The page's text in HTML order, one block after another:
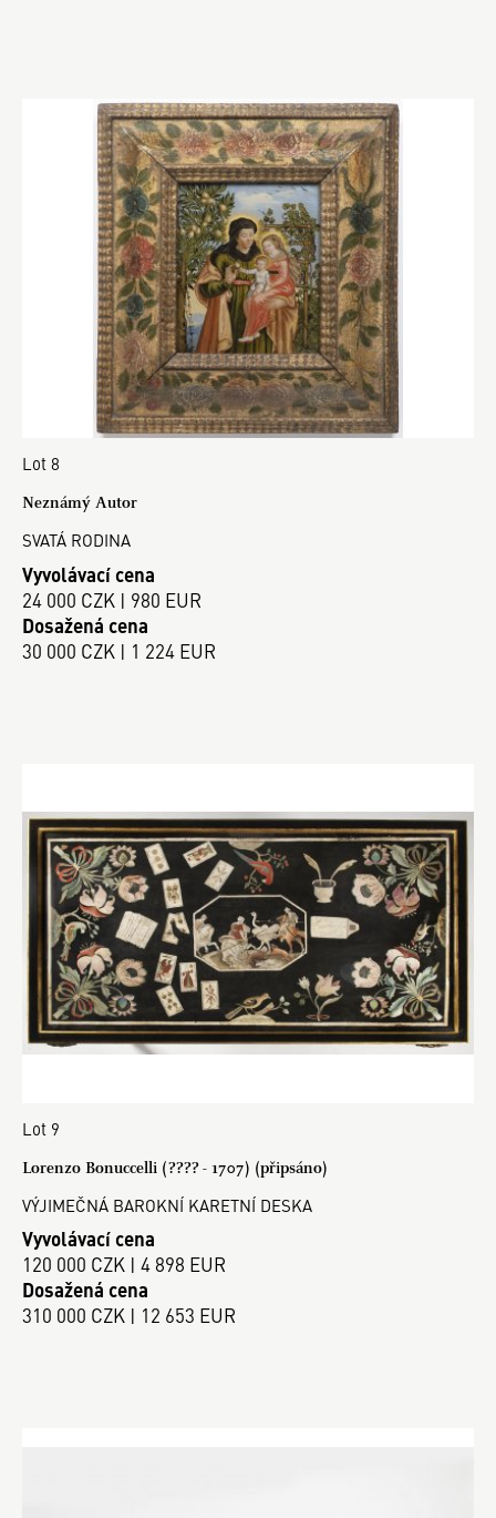
Lot 8
Neznámý Autor
SVATÁ RODINA
Vyvolávací cena
24 000 CZK | 980 EUR
Dosažená cena
30 000 CZK | 1 224 EUR
Lot 9
Lorenzo Bonuccelli (???? - 1707) (připsáno)
VÝJIMEČNÁ BAROKNÍ KARETNÍ DESKA
Vyvolávací cena
120 000 CZK | 4 898 EUR
Dosažená cena
310 000 CZK | 12 653 EUR